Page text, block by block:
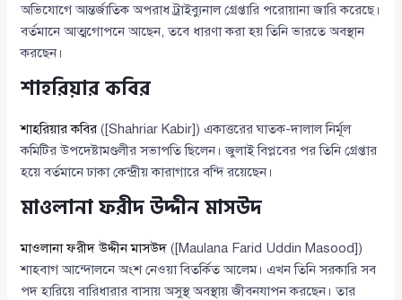
অভিযোগে আন্তর্জাতিক অপরাধ ট্রাইব্যুনাল গ্রেপ্তারি পরোয়ানা জারি করেছে।
বর্তমানে আত্মগোপনে আছেন, তবে ধারণা করা হয় তিনি ভারতে অবস্থান
করছেন।
শাহরিয়ার কবির
শাহরিয়ার কবির ([Shahriar Kabir]) একাত্তরের ঘাতক-দালাল নির্মূল
কমিটির উপদেষ্টামণ্ডলীর সভাপতি ছিলেন। জুলাই বিপ্লবের পর তিনি গ্রেপ্তার
হয়ে বর্তমানে ঢাকা কেন্দ্রীয় কারাগারে বন্দি রয়েছেন।
মাওলানা ফরীদ উদ্দীন মাসউদ
মাওলানা ফরীদ উদ্দীন মাসউদ ([Maulana Farid Uddin Masood])
শাহবাগ আন্দোলনে অংশ নেওয়া বিতর্কিত আলেম। এখন তিনি সরকারি সব
পদ হারিয়ে বারিধারার বাসায় অসুস্থ অবস্থায় জীবনযাপন করছেন। তার